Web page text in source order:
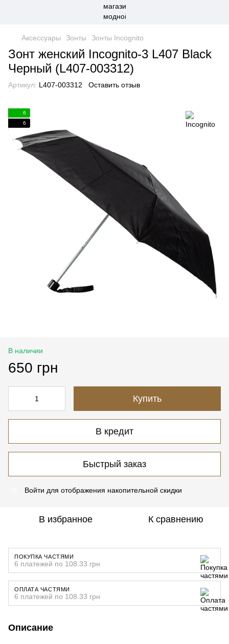
Аксессуары Зонты Зонты Incognito
Зонт женский Incognito-3 L407 Black
Черный (L407-003312)
Артикул: L407-003312 Оставить отзыв
6
6
В наличии
650 грн
Купить
В кредит
Быстрый заказ
Войти для отображения накопительной скидки
В избранное К сравнению
ПОКУПКА ЧАСТЯМИ
6 платежей по 108.33 грн
ОПЛАТА ЧАСТЯМИ
6 платежей по 108.33 грн
Описание